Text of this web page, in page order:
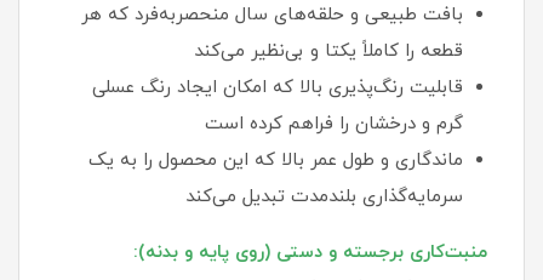
بافت طبیعی و حلقه‌های سال منحصربه‌فرد که هر
قطعه را کاملاً یکتا و بی‌نظیر می‌کند
قابلیت رنگ‌پذیری بالا که امکان ایجاد رنگ عسلی
گرم و درخشان را فراهم کرده است
ماندگاری و طول عمر بالا که این محصول را به یک
سرمایه‌گذاری بلندمدت تبدیل می‌کند
منبت‌کاری برجسته و دستی (روی پایه و بدنه):